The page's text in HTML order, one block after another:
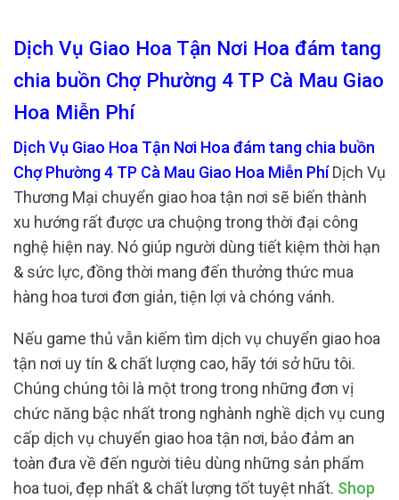
Dịch Vụ Giao Hoa Tận Nơi Hoa đám tang
chia buồn Chợ Phường 4 TP Cà Mau Giao
Hoa Miễn Phí
Dịch Vụ Giao Hoa Tận Nơi Hoa đám tang chia buồn
Chợ Phường 4 TP Cà Mau Giao Hoa Miễn PhíDịch Vụ
Thương Mại chuyển giao hoa tận nơi sẽ biến thành
xu hướng rất được ưa chuộng trong thời đại công
nghệ hiện nay. Nó giúp người dùng tiết kiệm thời hạn
& sức lực, đồng thời mang đến thưởng thức mua
hàng hoa tươi đơn giản, tiện lợi và chóng vánh.
Nếu game thủ vẫn kiếm tìm dịch vụ chuyển giao hoa
tận nơi uy tín & chất lượng cao, hãy tới sở hữu tôi.
Chúng chúng tôi là một trong trong những đơn vị
chức năng bậc nhất trong nghành nghề dịch vụ cung
cấp dịch vụ chuyển giao hoa tận nơi, bảo đảm an
toàn đưa về đến người tiêu dùng những sản phẩm
hoa tuoi, đẹp nhất & chất lượng tốt tuyệt nhất. Shop